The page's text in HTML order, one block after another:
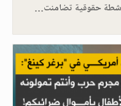
حقوقية تضامنت…